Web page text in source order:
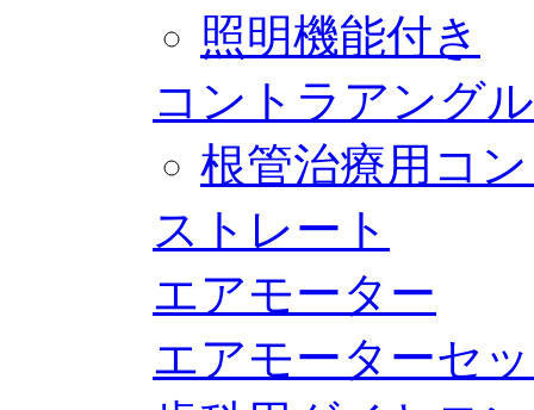
照明機能付き
コントラアングル
根管治療用コ
ストレート
エアモーター
エアモーターセ